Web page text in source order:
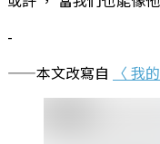
-
——本文改寫自
〈 我